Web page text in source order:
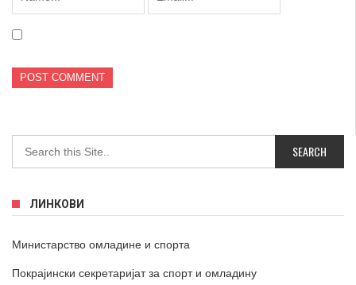
ЛИНКОВИ
Министарство омладине и спорта
Покрајински секретаријат за спорт и омладину